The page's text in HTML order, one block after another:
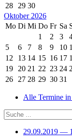
28 29 30
Oktober 2026
Mo Di Mi Do Fr Sa
1
2 3
5
6 7 8 9 10
12
13 14 15 16 17
19 20 21 22 23 24
26 27 28 29 30 31
Alle Termine
29.09.2019 —